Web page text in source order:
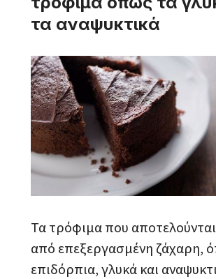
τα αναψυκτικά
Τα τρόφιμα που
από επεξεργασμένη ζάχαρη,
επιδόρπια, γλυκά και